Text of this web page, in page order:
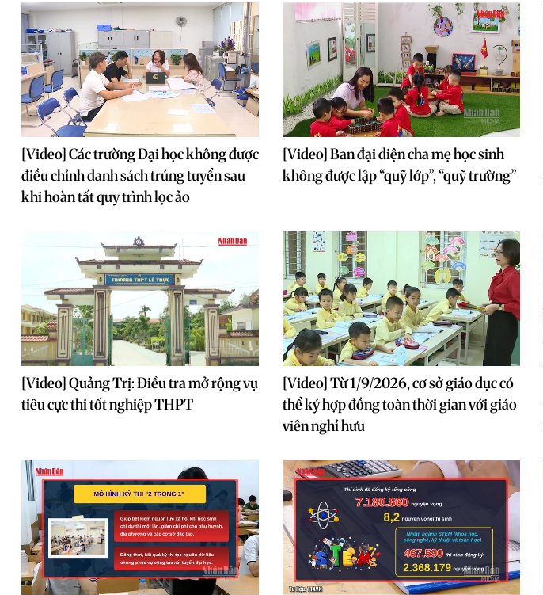
[Video] Các trường Đại học không được
điều chỉnh danh sách trúng tuyển sau
khi hoàn tất quy trình lọc ảo
[Video] Ban đại diện cha mẹ học sinh
không được lập “quỹ lớp”, “quỹ trường”
[Video] Quảng Trị: Điều tra mở rộng vụ
tiêu cực thi tốt nghiệp THPT
[Video] Từ 1/9/2026, cơ sở giáo dục có
thể ký hợp đồng toàn thời gian với giáo
viên nghỉ hưu